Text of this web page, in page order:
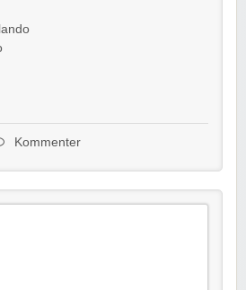
Kommenter